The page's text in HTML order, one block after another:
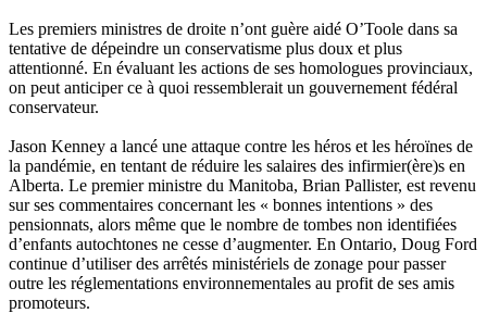
Les premiers ministres de droite n’ont guère aidé O’Toole dans sa
tentative de dépeindre un conservatisme plus doux et plus
attentionné. En évaluant les actions de ses homologues provinciaux,
on peut anticiper ce à quoi ressemblerait un gouvernement fédéral
conservateur.
Jason Kenney a lancé une attaque contre les héros et les héroïnes de
la pandémie, en tentant de réduire les salaires des infirmier(ère)s en
Alberta. Le premier ministre du Manitoba, Brian Pallister, est revenu
sur ses commentaires concernant les « bonnes intentions » des
pensionnats, alors même que le nombre de tombes non identifiées
d’enfants autochtones ne cesse d’augmenter. En Ontario, Doug Ford
continue d’utiliser des arrêtés ministériels de zonage pour passer
outre les réglementations environnementales au profit de ses amis
promoteurs.